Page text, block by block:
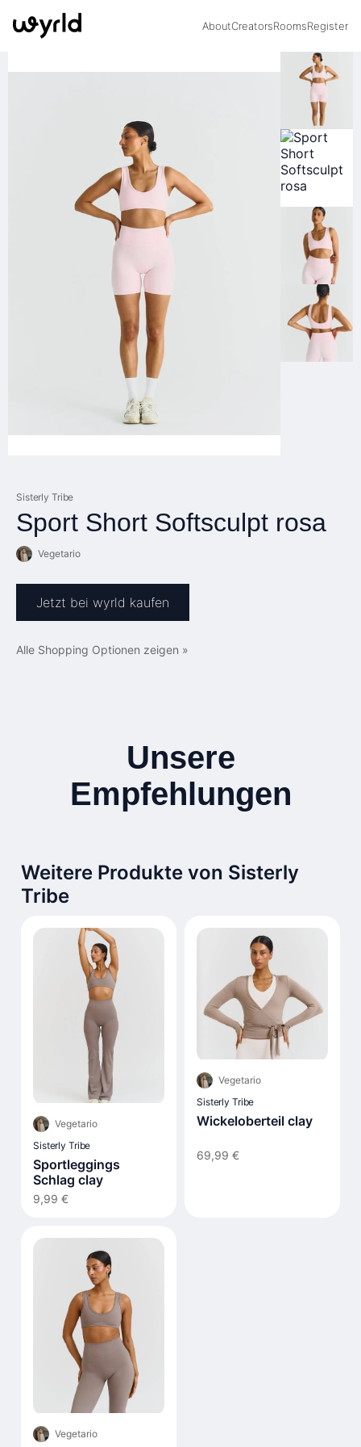
AboutCreatorsRoomsRegister
Sisterly Tribe
Sport Short Softsculpt rosa
Vegetario
Jetzt bei wyrld kaufen
Alle Shopping Optionen zeigen »
Unsere
Empfehlungen
Weitere Produkte von Sisterly
Tribe
Vegetario
Sisterly Tribe
Sportleggings
Schlag clay
9,99 €
Vegetario
Sisterly Tribe
Wickeloberteil clay
69,99 €
Vegetario